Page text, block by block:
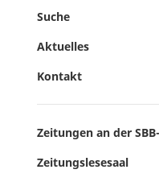
Suche
Aktuelles
Kontakt
Zeitungen an der
Zeitungslesesaal